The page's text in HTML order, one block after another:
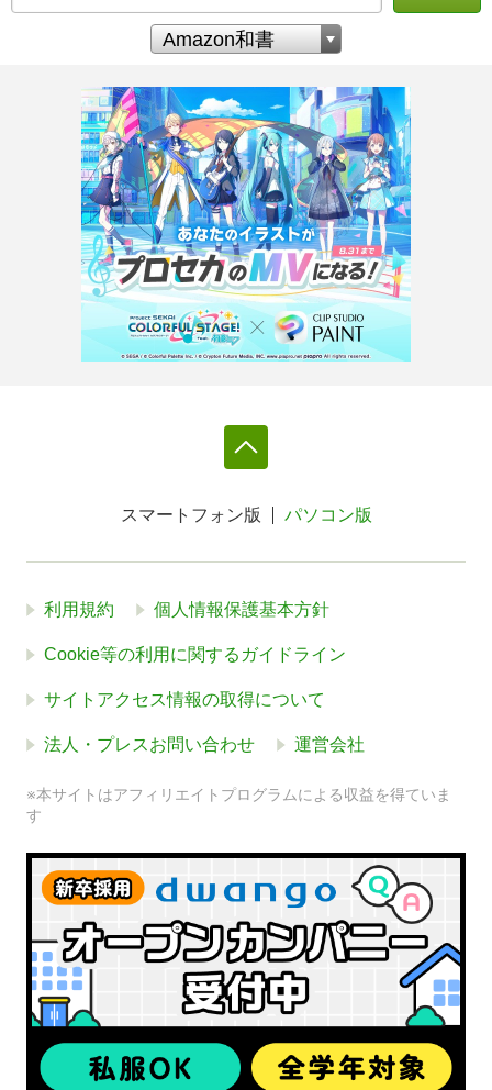
スマートフォン版 パソコン版
利用規約 個人情報保護基本方針
Cookie等の利用に関するガイドライン
サイトアクセス情報の取得について
法人・プレスお問い合わせ 運営会社
※本サイトはアフィリエイトプログラムによる収益を得ていま
す